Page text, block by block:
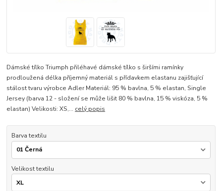
Dámské tílko Triumph přiléhavé dámské tílko s širšími ramínky
prodloužená délka příjemný materiál s přídavkem elastanu zajišťující
stálost tvaru výrobce Adler Materiál: 95 % bavlna, 5 % elastan, Single
Jersey (barva 12 - složení se může lišit 80 % bavlna, 15 % viskóza, 5 %
elastan) Velikosti: XS,... celý popis
Barva textilu
Velikost textilu